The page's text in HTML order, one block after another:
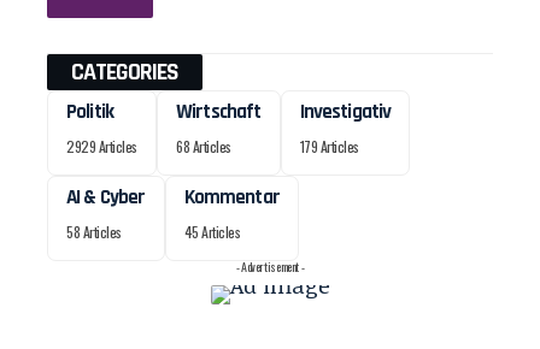
CATEGORIES
Politik
2929 Articles
Wirtschaft
68 Articles
Investigativ
179 Articles
AI & Cyber
58 Articles
Kommentar
45 Articles
- Advertisement -